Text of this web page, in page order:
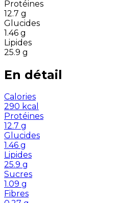
Protéines
12.7 g
Glucides
1.46 g
Lipides
25.9 g
En détail
Calories
290 kcal
Protéines
12.7 g
Glucides
1.46 g
Lipides
25.9 g
Sucres
1.09 g
Fibres